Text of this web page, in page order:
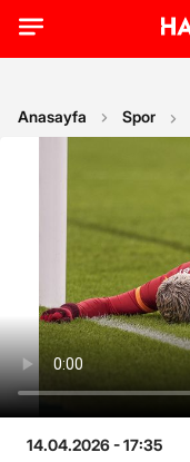
Anasayfa Spor
14.04.2026 - 17:35